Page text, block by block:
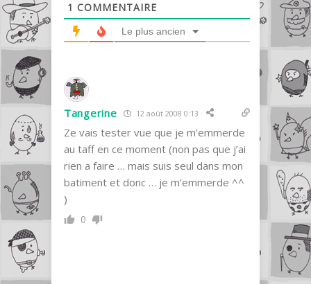
1 COMMENTAIRE
Le plus ancien
Tangerine 12 août 2008 0:13
Ze vais tester vue que je m’emmerde
au taff en ce moment (non pas que j’ai
rien a faire … mais suis seul dans mon
batiment et donc … je m’emmerde ^^
)
0